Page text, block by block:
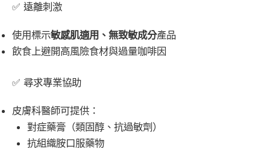
✅ 遠離刺激
使用標示敏感肌適用、無致敏成分產品
飲食上避開高風險食材與過量咖啡因
✅ 尋求專業協助
皮膚科醫師可提供：
對症藥膏（類固醇、抗過敏劑）
抗組織胺口服藥物